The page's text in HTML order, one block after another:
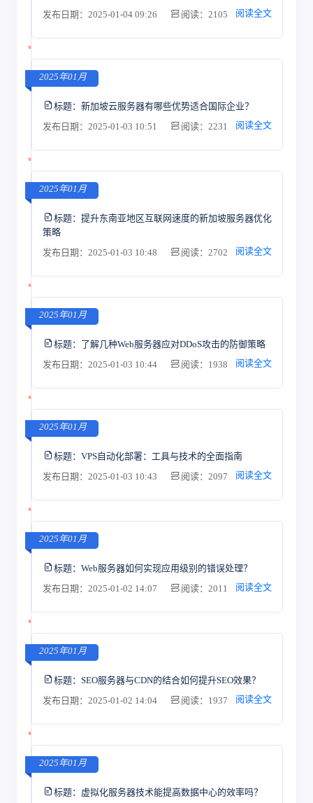
发布日期：2025-01-04 09:26
阅读：2105 阅读全文
2025年01月
标题： 新加坡云服务器有哪些优势适合国际企业？
发布日期：2025-01-03 10:51
阅读：2231 阅读全文
2025年01月
标题： 提升东南亚地区互联网速度的新加坡服务器优化
策略
发布日期：2025-01-03 10:48
阅读：2702 阅读全文
2025年01月
标题： 了解几种Web服务器应对DDoS攻击的防御策略
发布日期：2025-01-03 10:44
阅读：1938 阅读全文
2025年01月
标题： VPS自动化部署：工具与技术的全面指南
发布日期：2025-01-03 10:43
阅读：2097 阅读全文
2025年01月
标题： Web服务器如何实现应用级别的错误处理？
发布日期：2025-01-02 14:07
阅读：2011 阅读全文
2025年01月
标题： SEO服务器与CDN的结合如何提升SEO效果？
发布日期：2025-01-02 14:04
阅读：1937 阅读全文
2025年01月
标题： 虚拟化服务器技术能提高数据中心的效率吗？